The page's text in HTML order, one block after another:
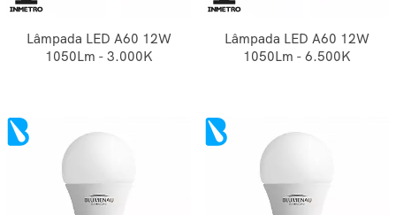
Lâmpada LED A60 12W
1050Lm - 3.000K
Lâmpada LED A60 12W
1050Lm - 6.500K